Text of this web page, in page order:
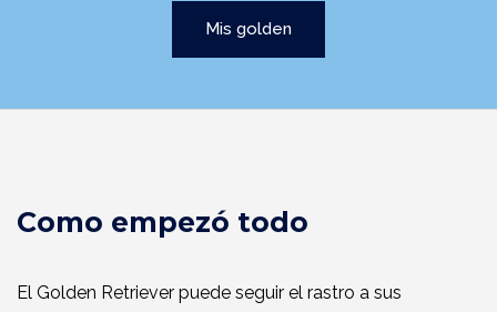
Mis golden
Como empezó todo
El Golden Retriever puede seguir el rastro a sus